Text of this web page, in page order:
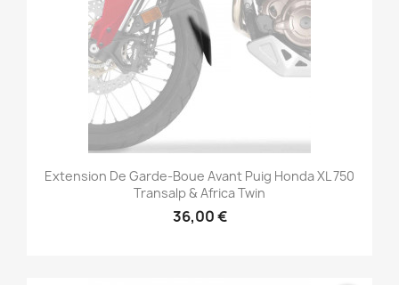
Extension De Garde-Boue Avant Puig Honda XL 750
Transalp & Africa Twin
36,00 €